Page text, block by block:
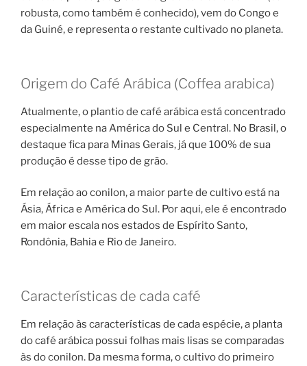
robusta, como também é conhecido), vem do Congo e
da Guiné, e representa o restante cultivado no planeta.
Origem do Café Arábica (Coffea arabica)
Atualmente, o plantio de café arábica está concentrado
especialmente na América do Sul e Central. No Brasil, o
destaque fica para Minas Gerais, já que 100% de sua
produção é desse tipo de grão.
Em relação ao conilon, a maior parte de cultivo está na
Ásia, África e América do Sul. Por aqui, ele é encontrado
em maior escala nos estados de Espírito Santo,
Rondônia, Bahia e Rio de Janeiro.
Características de cada café
Em relação às características de cada espécie, a planta
do café arábica possui folhas mais lisas se comparadas
às do conilon. Da mesma forma, o cultivo do primeiro